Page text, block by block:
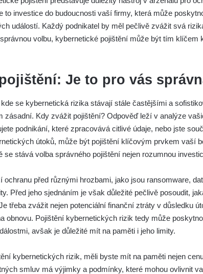
to investice do budoucnosti vaší firmy, která může
událostí. Každý podnikatel by měl pečlivě zvážit svá
volbu, kybernetické pojištění může být tím klíčem
Je to pro vás
se kybernetická rizika stávají stále častějšími a
zásadní. Kdy zvážit pojištění? Odpověď leží v analýze
podnikání, které zpracovává citlivé údaje, nebo jste
útoků, může být pojištění klíčovým prvkem vaší
se stává volba správného pojištění nejen rozumnou
ochranu před různými hrozbami, jako jsou ransomware,
Před jeho sjednáním je však důležité pečlivě posoudit,
třeba zvážit nejen potenciální finanční ztráty v důsledku
obnovu. Pojištění kybernetických rizik tedy může
avšak je důležité mít na paměti i jeho limity.
kybernetických rizik, měli byste mít na paměti nejen
smluv má výjimky a podmínky, které mohou ovlivnit